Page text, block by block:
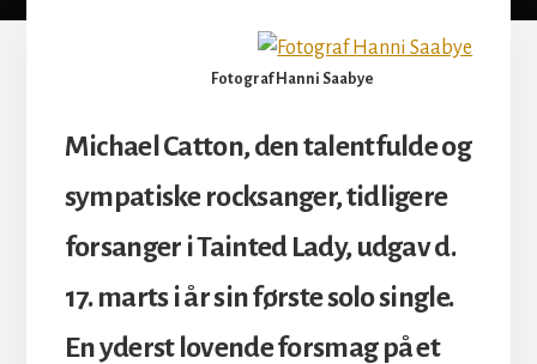
Fotograf Hanni Saabye
Michael Catton, den talentfulde og
sympatiske rocksanger, tidligere
forsanger i Tainted Lady, udgav d.
17. marts i år sin første solo single.
En yderst lovende forsmag på et